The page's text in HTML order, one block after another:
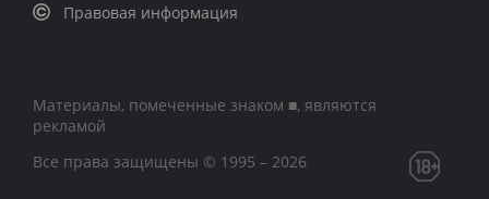
Правовая информация
Материалы, помеченные знаком ■, являются
рекламой
Все права защищены © 1995 – 2026